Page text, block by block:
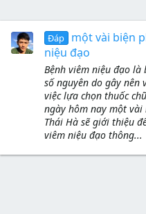
Đáp
một vài biện
niệu đạo
Bệnh viêm niệu đạo
số nguyên do gây nên
việc lựa chọn thuốc
ngày hôm nay một vài
Thái Hà sẽ giới thiệu
viêm niệu đạo thông...